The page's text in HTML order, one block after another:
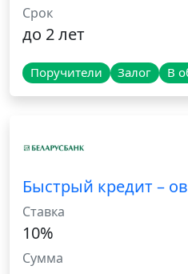
Срок
до 2 лет
Поручители Залог В
Быстрый кредит –
Ставка
10%
Сумма